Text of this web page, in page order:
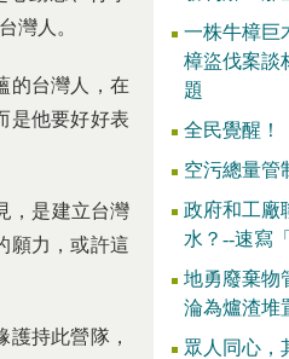
灣人。
的台灣人，在
是他要好好表
，是建立台灣
願力，或許這
持此營隊，
一株牛樟巨
樟盜伐案談
題
全民覺醒！
空污總量管
政府和工廠
水？--速寫
地勇廢棄物
淪為爐渣堆
眾人同心，